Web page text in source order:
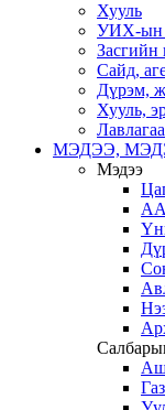
Хууль
УИХ-ын
Засгийн
Сайд,
Дүрэм,
Хууль,
Лавлагаа
МЭДЭЭ,
Мэдээ